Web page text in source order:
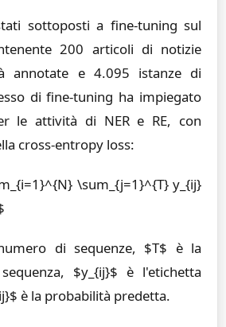
sottoposti a fine-tuning sul
200 articoli di notizie
annotate e 4.095 istanze di
di fine-tuning ha impiegato
le attività di NER e RE, con
cross-entropy loss:
\sum_{j=1}^{T} y_{ij}
di sequenze, $T$ è la
$y_{ij}$ è l'etichetta
è la probabilità predetta.